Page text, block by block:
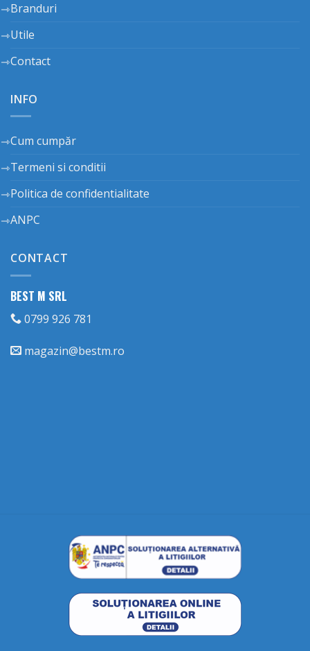
Branduri
Utile
Contact
INFO
Cum cumpăr
Termeni si conditii
Politica de confidentialitate
ANPC
CONTACT
BEST M SRL
0799 926 781
magazin@bestm.ro